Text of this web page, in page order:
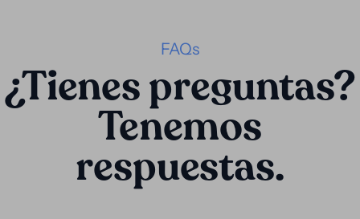
FAQs
¿Tienes preguntas?
Tenemos
respuestas.